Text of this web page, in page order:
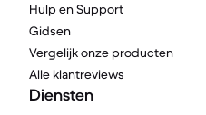
Hulp en Support
Gidsen
Vergelijk onze producten
Alle klantreviews
Diensten